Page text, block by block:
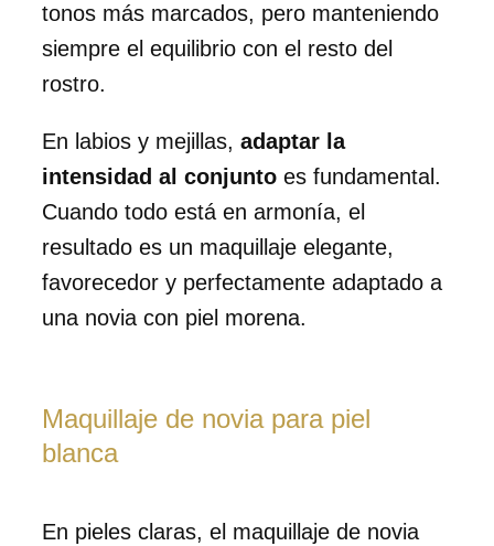
tonos más marcados, pero manteniendo
siempre el equilibrio con el resto del
rostro.
En labios y mejillas, adaptar la
intensidad al conjunto es fundamental.
Cuando todo está en armonía, el
resultado es un maquillaje elegante,
favorecedor y perfectamente adaptado a
una novia con piel morena.
Maquillaje de novia para piel
blanca
En pieles claras, el maquillaje de novia